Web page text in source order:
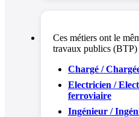
Ces métiers ont le
travaux publics (BTP)
Chargé /
Electricien /
ferroviaire
Ingénieur /